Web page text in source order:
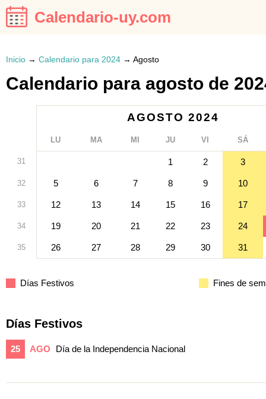
Calendario-uy.com
Inicio → Calendario para 2024 → Agosto
Calendario para agosto de
AGOSTO 2024
LU MA MI JU VI SÁ
31 1 2 3
32 5 6 7 8 9 10
33 12 13 14 15 16 17
34 19 20 21 22 23 24
35 26 27 28 29 30 31
Días Festivos Fines de
Días Festivos
25 AGO Día de la Independencia Nacional